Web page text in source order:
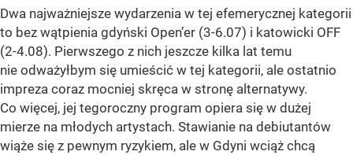
Dwa najważniejsze wydarzenia w tej efemerycznej kategorii
to bez wątpienia gdyński Open’er (3-6.07) i katowicki OFF
(2-4.08). Pierwszego z nich jeszcze kilka lat temu
nie odważyłbym się umieścić w tej kategorii, ale ostatnio
impreza coraz mocniej skręca w stronę alternatywy.
Co więcej, jej tegoroczny program opiera się w dużej
mierze na młodych artystach. Stawianie na debiutantów
wiąże się z pewnym ryzykiem, ale w Gdyni wciąż chcą